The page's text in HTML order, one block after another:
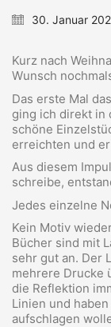
30. Januar
Kurz nach
Wunsch
Das erste Mal
ging ich direkt in
schöne
erreichten und
Aus diesem
schreibe,
Jedes einzelne
Kein Motiv
Bücher sind mit
sehr gut an. Der
mehrere Drucke
die Reflektion
Linien und
aufschlagen